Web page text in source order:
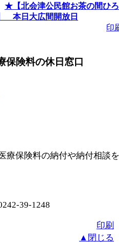
★【北会津公民館お茶の間ひろ
本日大広間開放日
印
保険料の休日窓口
療保険料の納付や納付相談を
39-1248
印刷
▲閉じる